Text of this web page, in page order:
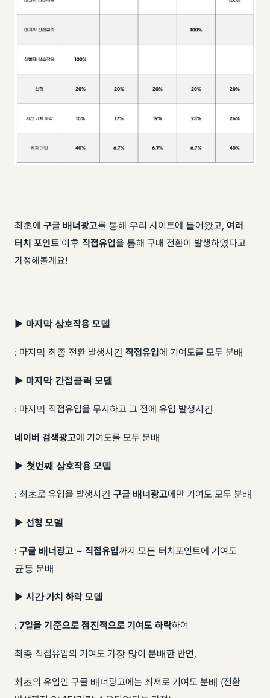
최초에 구글 배너광고를 통해 우리 사이트에 들어왔고, 여러
터치 포인트 이후 직접유입을 통해 구매 전환이 발생하였다고
가정해볼게요! ​
▶ 마지막 상호작용 모델
: 마지막 최종 전환 발생시킨 직접유입에 기여도를 모두 분배
▶ 마지막 간접클릭 모델
: 마지막 직접유입을 무시하고 그 전에 유입 발생시킨
네이버 검색광고에 기여도를 모두 분배
▶ 첫번째 상호작용 모델
: 최초로 유입을 발생시킨 구글 배너광고에만 기여도 모두 분배
▶ 선형 모델
: 구글 배너광고 ~ 직접유입까지 모든 터치포인트에 기여도
균등 분배
▶ 시간 가치 하락 모델
: 7일을 기준으로 점진적으로 기여도 하락하여
최종 직접유입의 기여도 가장 많이 분배한 반면,
최초의 유입인 구글 배너광고에는 최저로 기여도 분배 (전환